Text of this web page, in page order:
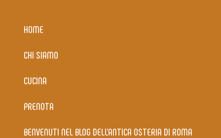
HOME
CHI SIAMO
CUCINA
PRENOTA
BENVENUTI NEL BLOG DELL’ANTICA OSTERIA DI ROMA